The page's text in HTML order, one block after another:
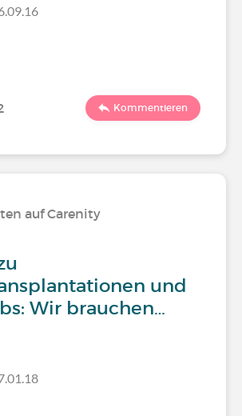
Kommentieren
auf Carenity
und
Wir brauchen…